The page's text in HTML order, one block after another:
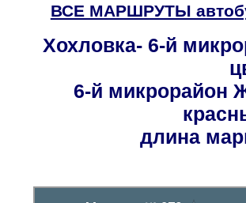
ВСЕ МАРШРУТЫ
Хохловка- 6-й
6-й микрорайон
длина